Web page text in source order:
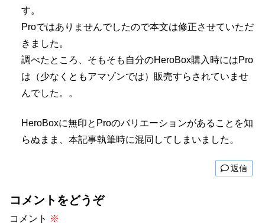
す。
Proではありませんでしたので本文は修正させていただ
きました。
調べたところ、そもそも自分のHeroBox購入時にはPro
は（少なくともアマゾンでは）販売すらされていませ
んでした。。
HeroBoxに無印とProのバリエーションがあることを知
らぬまま、本記事執筆時に混同してしまいました。
返信
コメントをどうぞ
コメント ※